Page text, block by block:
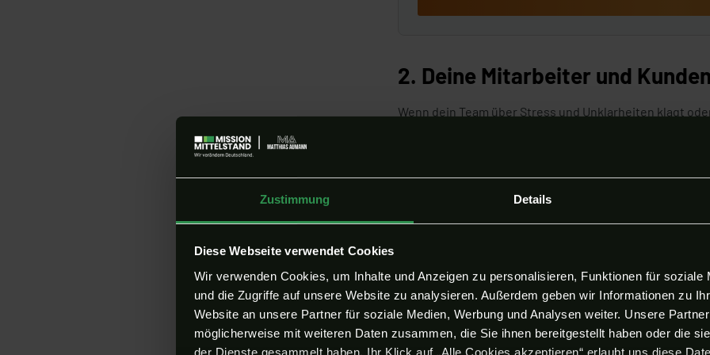
Zustimmung Details
Diese Webseite verwendet Cookies
Wir verwenden Cookies, um Inhalte und Anzeigen zu personalisieren, Funktionen für soziale
und die Zugriffe auf unsere Website zu analysieren. Außerdem geben wir Informationen zu
Website an unsere Partner für soziale Medien, Werbung und Analysen weiter. Unsere
möglicherweise mit weiteren Daten zusammen, die Sie ihnen bereitgestellt haben oder die
der Dienste gesammelt haben. Ihr Klick auf „Alle Cookies akzeptieren“ erlaubt uns diese
2. Deine Mitarbeiter und
Wenn dein Team über Stress und Unklarheiten klagt
Wie du gegensteuerst:
Höre deinem Team zu – sie wissen am besten,
Schaffe einen Kommunikationskanal für
Arbeite mit klaren Checklisten und Schulungen,
3. Wachstum bleibt aus –